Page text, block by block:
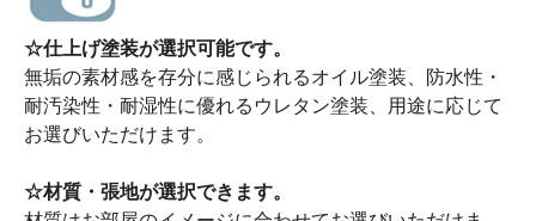
☆仕上げ塗装が選択可能です。
無垢の素材感を存分に感じられるオイル塗装、防水性・
耐汚染性・耐湿性に優れるウレタン塗装、用途に応じて
お選びいただけます。
☆材質・張地が選択できます。